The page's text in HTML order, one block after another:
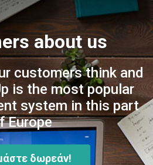
about us
customers think and
is the most popular
system in this part
Europe
δωρεάν!